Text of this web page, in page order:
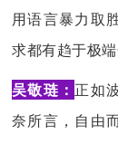
用语言暴力取
求都有趋于极端
吴敬琏： 正如
奈所言，自由